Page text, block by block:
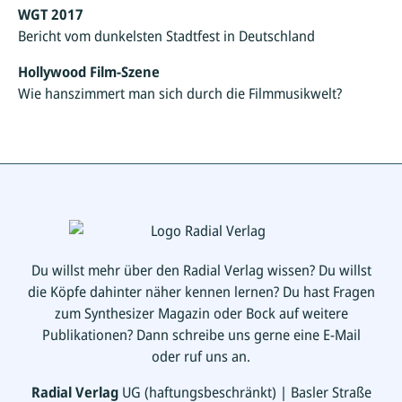
WGT 2017
Bericht vom dunkelsten Stadtfest in Deutschland
Hollywood Film-Szene
Wie hanszimmert man sich durch die Filmmusikwelt?
Du willst mehr über den Radial Verlag wissen? Du willst
die Köpfe dahinter näher kennen lernen? Du hast Fragen
zum Synthesizer Magazin oder Bock auf weitere
Publikationen? Dann schreibe uns gerne eine E-Mail
oder ruf uns an.
Radial VerlagUG (haftungsbeschränkt) | Basler Straße